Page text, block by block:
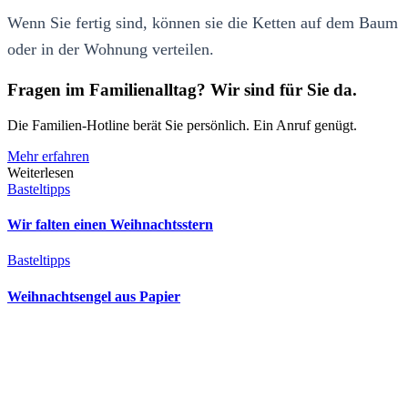
Wenn Sie fertig sind, können sie die Ketten auf dem Baum
oder in der Wohnung verteilen.
Fragen im Familienalltag? Wir sind für Sie da.
Die Familien-Hotline berät Sie persönlich. Ein Anruf genügt.
Mehr erfahren
Weiterlesen
Basteltipps
Wir falten einen Weihnachtsstern
Basteltipps
Weihnachtsengel aus Papier